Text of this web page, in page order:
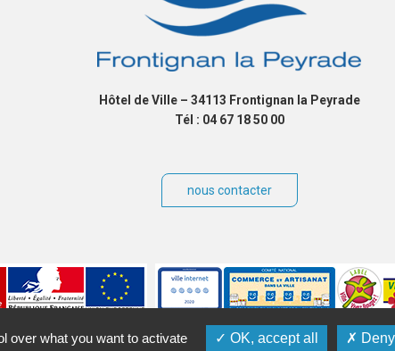
Hôtel de Ville – 34113 Frontignan la Peyrade
Tél : 04 67 18 50 00
nous contacter
Plan du site Contact Crédits Gérer les
over what you want to activate OK, accept all